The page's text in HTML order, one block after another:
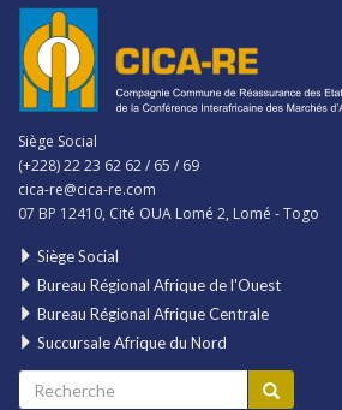
Siège Social
(+228) 22 23 62 62 / 65 / 69
cica-re@cica-re.com
07 BP 12410, Cité OUA Lomé 2, Lomé - Togo
Siège Social
Bureau Régional Afrique de l'Ouest
Bureau Régional Afrique Centrale
Succursale Afrique du Nord